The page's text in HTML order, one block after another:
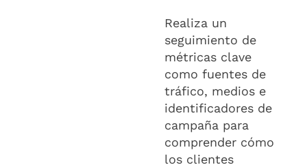
Realiza un
seguimiento de
métricas clave
como fuentes de
tráfico, medios e
identificadores de
campaña para
comprender cómo
los clientes